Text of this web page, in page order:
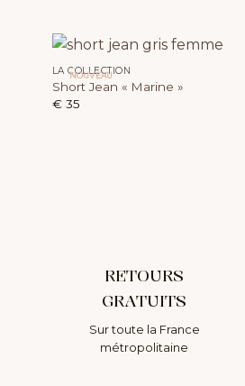
€ 49.
NOUVEAU
LA COLLECTION
Short Jean « Marine »
€35
RETOURS
GRATUITS
Sur toute la France
métropolitaine